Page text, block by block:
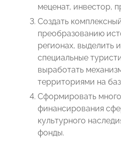
меценат, инвестор,
Создать
преобразованию
регионах, выделить
специальные
выработать
территориями на
Сформировать
финансирования
культурного
фонды.